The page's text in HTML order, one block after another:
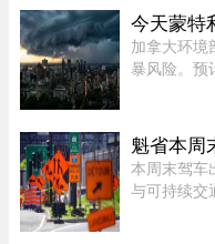
今天蒙特
加拿大环境
暴风险。预
Mauricie地
魁省本周
本周末驾车
与可持续交